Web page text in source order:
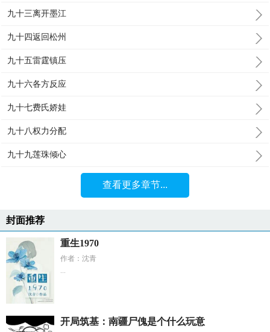
九十三离开墨江
九十四返回松州
九十五雷霆镇压
九十六各方反应
九十七费氏娇娃
九十八权力分配
九十九莲珠倾心
查看更多章节...
封面推荐
重生1970
作者：沈青
...
开局筑基：南疆尸傀是个什么玩意